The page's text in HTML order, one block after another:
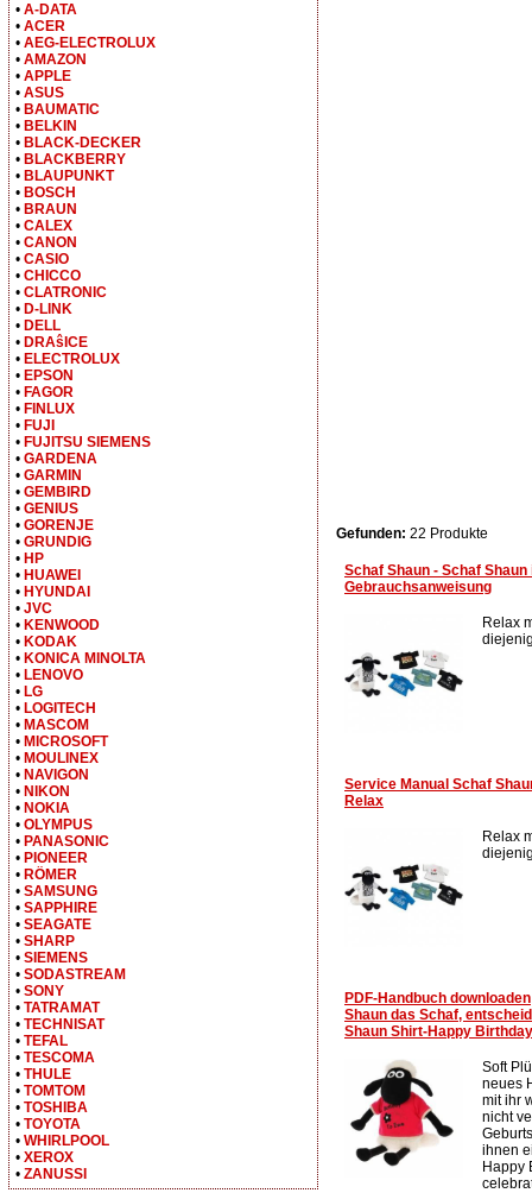
Gefunden: 22 Produkte
Schaf Shaun - Schaf
Gebrauchsanweisung
Relax
Service Manual Schaf
Relax
Relax
PDF-Handbuch downloaden
Shaun das Schaf,
Shaun Shirt-Happy Birthday
Soft
neues
mit ihr
nicht
ihnen
Happy
• A-DATA
• ACER
• AEG-ELECTROLUX
• AMAZON
• APPLE
• ASUS
• BAUMATIC
• BELKIN
• BLACK-DECKER
• BLACKBERRY
• BLAUPUNKT
• BOSCH
• BRAUN
• CALEX
• CANON
• CASIO
• CHICCO
• CLATRONIC
• D-LINK
• DELL
• DRAŝICE
• ELECTROLUX
• EPSON
• FAGOR
• FINLUX
• FUJI
• FUJITSU SIEMENS
• GARDENA
• GARMIN
• GEMBIRD
• GENIUS
• GORENJE
• GRUNDIG
• HP
• HUAWEI
• HYUNDAI
• JVC
• KENWOOD
• KODAK
• KONICA MINOLTA
• LENOVO
• LG
• LOGITECH
• MASCOM
• MICROSOFT
• MOULINEX
• NAVIGON
• NIKON
• NOKIA
• OLYMPUS
• PANASONIC
• PIONEER
• RÖMER
• SAMSUNG
• SAPPHIRE
• SEAGATE
• SHARP
• SIEMENS
• SODASTREAM
• SONY
• TATRAMAT
• TECHNISAT
• TEFAL
• TESCOMA
• THULE
• TOMTOM
• TOSHIBA
• TOYOTA
• WHIRLPOOL
• XEROX
• ZANUSSI